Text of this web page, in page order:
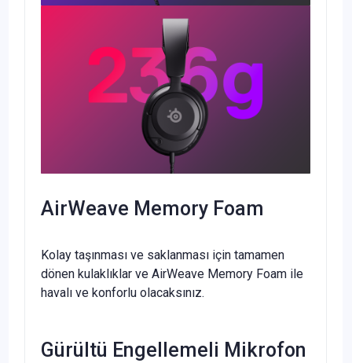
AirWeave Memory Foam
Kolay taşınması ve saklanması için tamamen
dönen kulaklıklar ve AirWeave Memory Foam ile
havalı ve konforlu olacaksınız.
Gürültü Engellemeli Mikrofon